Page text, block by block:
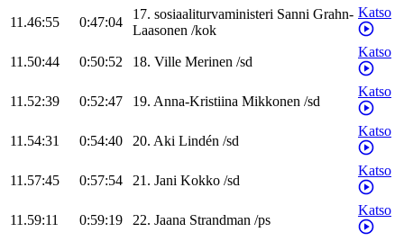
11.46:55 0:47:04
17. sosiaaliturvaministeri Sanni Grahn-
Laasonen /kok
Katso
11.50:44 0:50:52 18. Ville Merinen /sd
Katso
11.52:39 0:52:47 19. Anna-Kristiina Mikkonen /sd
Katso
11.54:31 0:54:40 20. Aki Lindén /sd
Katso
11.57:45 0:57:54 21. Jani Kokko /sd
Katso
11.59:11 0:59:19 22. Jaana Strandman /ps
Katso